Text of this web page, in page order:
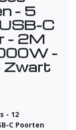
- 5
C
- 2M
-
Zwart
- 12
C Poorten